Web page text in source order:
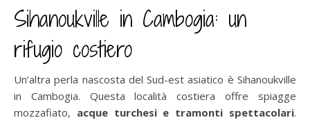
Sihanoukville in Cambogia: un
rifugio costiero
Un’altra perla nascosta del Sud-est asiatico è Sihanoukville
in Cambogia. Questa località costiera offre spiagge
mozzafiato, acque turchesi e tramonti spettacolari.